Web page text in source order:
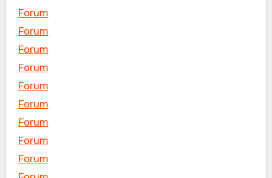
Forum
Forum
Forum
Forum
Forum
Forum
Forum
Forum
Forum